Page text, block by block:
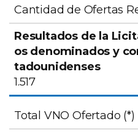
Resultados de la
instrumentos
dólares
Cantidad de Ofertas
1.517
Total VNO Ofertado (*)